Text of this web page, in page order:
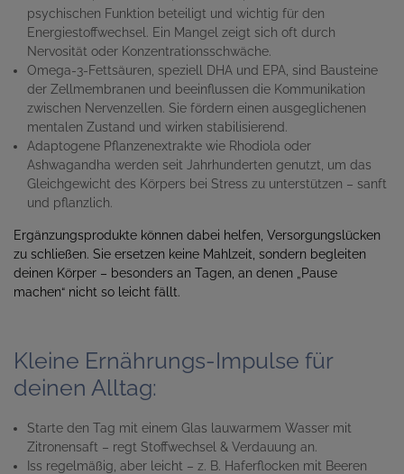
psychischen Funktion beteiligt und wichtig für den
Energiestoffwechsel. Ein Mangel zeigt sich oft durch
Nervosität oder Konzentrationsschwäche.
Omega-3-Fettsäuren, speziell DHA und EPA, sind Bausteine
der Zellmembranen und beeinflussen die Kommunikation
zwischen Nervenzellen. Sie fördern einen ausgeglichenen
mentalen Zustand und wirken stabilisierend.
Adaptogene Pflanzenextrakte wie Rhodiola oder
Ashwagandha werden seit Jahrhunderten genutzt, um das
Gleichgewicht des Körpers bei Stress zu unterstützen – sanft
und pflanzlich.
Ergänzungsprodukte können dabei helfen, Versorgungslücken
zu schließen. Sie ersetzen keine Mahlzeit, sondern begleiten
deinen Körper – besonders an Tagen, an denen „Pause
machen“ nicht so leicht fällt.
Kleine Ernährungs-Impulse für
deinen Alltag:
Starte den Tag mit einem Glas lauwarmem Wasser mit
Zitronensaft – regt Stoffwechsel & Verdauung an.
Iss regelmäßig, aber leicht – z. B. Haferflocken mit Beeren